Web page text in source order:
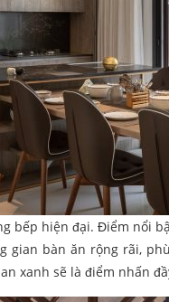
bếp hiện đại. Điểm nổi
gian bàn ăn rộng rãi,
xanh sẽ là điểm nhấn